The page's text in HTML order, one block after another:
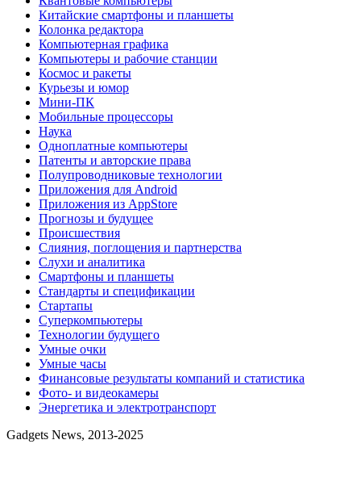
Китайские смартфоны и планшеты
Колонка редактора
Компьютерная графика
Компьютеры и рабочие станции
Космос и ракеты
Курьезы и юмор
Мини-ПК
Мобильные процессоры
Наука
Одноплатные компьютеры
Патенты и авторские права
Полупроводниковые технологии
Приложения для Android
Приложения из AppStore
Прогнозы и будущее
Происшествия
Слияния, поглощения и партнерства
Слухи и аналитика
Смартфоны и планшеты
Стандарты и спецификации
Стартапы
Суперкомпьютеры
Технологии будущего
Умные очки
Умные часы
Финансовые результаты компаний и статистика
Фото- и видеокамеры
Энергетика и электротранспорт
Gadgets News, 2013-2025